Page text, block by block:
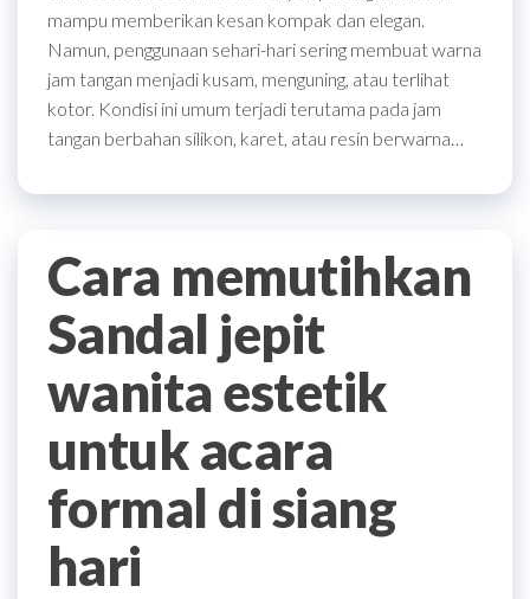
mampu memberikan kesan kompak dan elegan.
Namun, penggunaan sehari-hari sering membuat warna
jam tangan menjadi kusam, menguning, atau terlihat
kotor. Kondisi ini umum terjadi terutama pada jam
tangan berbahan silikon, karet, atau resin berwarna…
Cara memutihkan
Sandal jepit
wanita estetik
untuk acara
formal di siang
hari